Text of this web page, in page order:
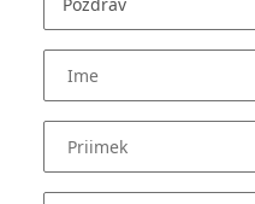
Ime
Priimek